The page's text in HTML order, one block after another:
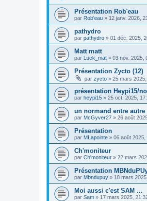
Présentation Rob'eau
par Rob'eau » 12 janv. 2026,
pathydro
par pathydro » 01 déc. 2025,
Matt matt
par Luck_mat » 03 nov. 2025,
Présentation Zycto (12)
par zycto » 25 mars
présentation Heypi15/
par heypi15 » 25 oct. 2025,
un normand entre autre
par McGyver27 » 26 août
Présentation
par MLapointe » 06 août 2025,
Ch'moniteur
par Ch'moniteur » 22 mars
Présentation
par Mbndupuy » 18 mars
Moi aussi c'est SAM ...
par Sam » 17 mars 2025,